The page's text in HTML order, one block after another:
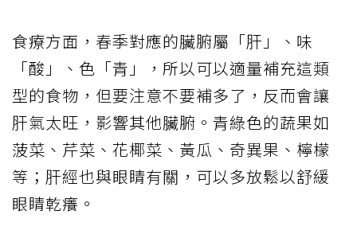
食療方面，春季對應的臟腑屬「肝」、味
「酸」、色「青」，所以可以適量補充這類
型的食物，但要注意不要補多了，反而會讓
肝氣太旺，影響其他臟腑。青綠色的蔬果如
菠菜、芹菜、花椰菜、黃瓜、奇異果、檸檬
等；肝經也與眼睛有關，可以多放鬆以舒緩
眼睛乾癢。